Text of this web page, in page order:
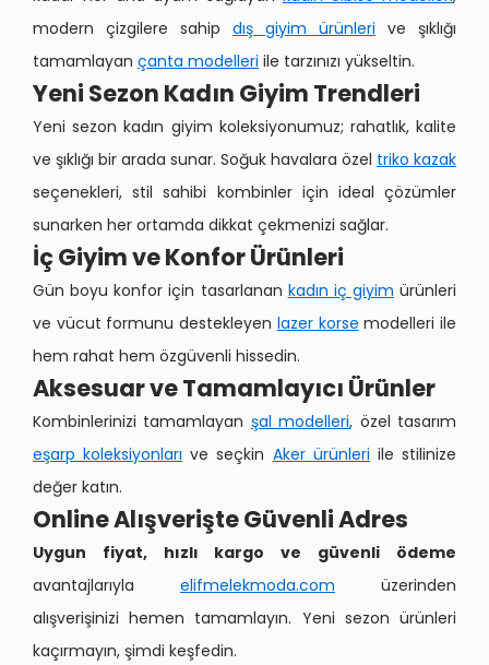
modern çizgilere sahip dış giyim ürünleri ve şıklığı
tamamlayan çanta modelleri ile tarzınızı yükseltin.
Yeni Sezon Kadın Giyim Trendleri
Yeni sezon kadın giyim koleksiyonumuz; rahatlık, kalite
ve şıklığı bir arada sunar. Soğuk havalara özel triko kazak
seçenekleri, stil sahibi kombinler için ideal çözümler
sunarken her ortamda dikkat çekmenizi sağlar.
İç Giyim ve Konfor Ürünleri
Gün boyu konfor için tasarlanan kadın iç giyim ürünleri
ve vücut formunu destekleyen lazer korse modelleri ile
hem rahat hem özgüvenli hissedin.
Aksesuar ve Tamamlayıcı Ürünler
Kombinlerinizi tamamlayan şal modelleri, özel tasarım
eşarp koleksiyonları ve seçkin Aker ürünleri ile stilinize
değer katın.
Online Alışverişte Güvenli Adres
Uygun fiyat, hızlı kargo ve güvenli ödeme
avantajlarıyla elifmelekmoda.com üzerinden
alışverişinizi hemen tamamlayın. Yeni sezon ürünleri
kaçırmayın, şimdi keşfedin.